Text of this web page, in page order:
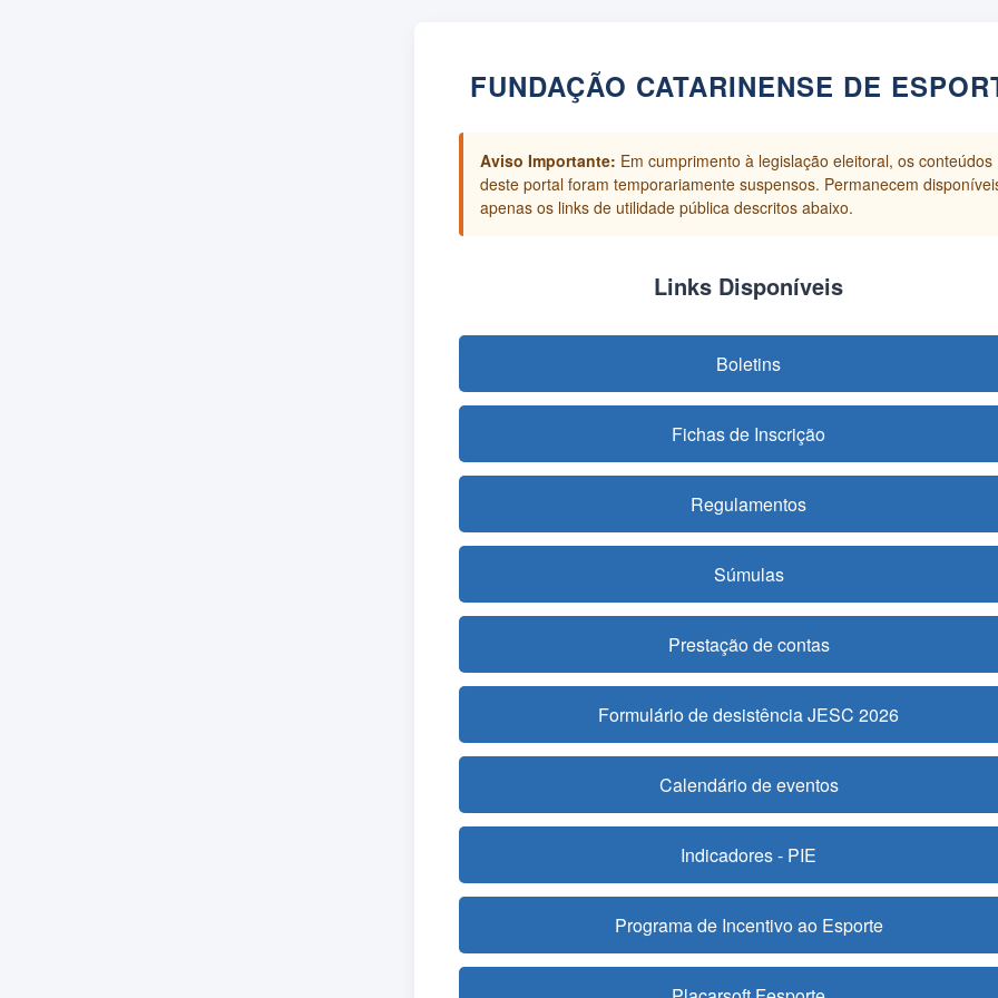
FUNDAÇÃO CATARINENSE DE
Aviso Importante: Em cumprimento à legislação eleitoral, os conteúdos
deste portal foram temporariamente suspensos. Permanecem
apenas os links de utilidade pública descritos abaixo.
Links Disponíveis
Boletins
Fichas de Inscrição
Regulamentos
Súmulas
Prestação de contas
Formulário de desistência JESC 2026
Calendário de eventos
Indicadores - PIE
Programa de Incentivo ao Esporte